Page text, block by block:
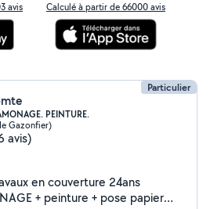
avis Calculé à partir de 66000 avis
Particulier
PEINTURE.
Gazonfier)
avis)
en couverture 24ans
+ peinture + pose papier